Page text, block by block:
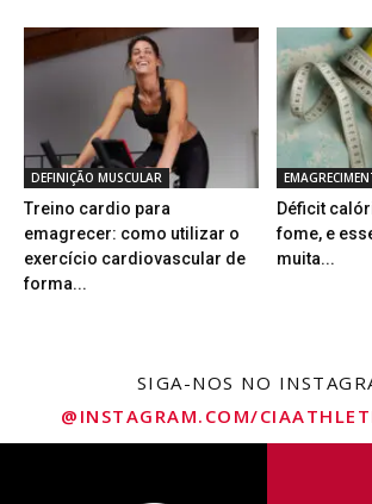
DEFINIÇÃO MUSCULAR
Treino cardio para
emagrecer: como utilizar o
exercício cardiovascular de
forma...
Déficit
fome, e
muita...
SIGA-NOS NO
@INSTAGRAM.COM/